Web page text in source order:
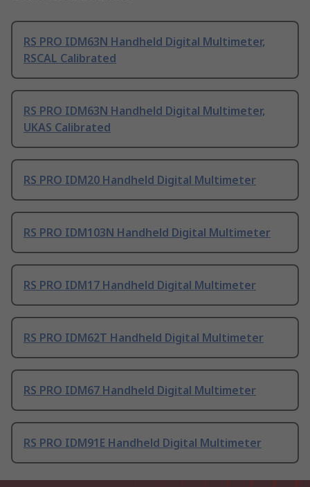
RS PRO IDM63N Handheld Digital Multimeter,
RSCAL Calibrated
RS PRO IDM63N Handheld Digital Multimeter,
UKAS Calibrated
RS PRO IDM20 Handheld Digital Multimeter
RS PRO IDM103N Handheld Digital Multimeter
RS PRO IDM17 Handheld Digital Multimeter
RS PRO IDM62T Handheld Digital Multimeter
RS PRO IDM67 Handheld Digital Multimeter
RS PRO IDM91E Handheld Digital Multimeter